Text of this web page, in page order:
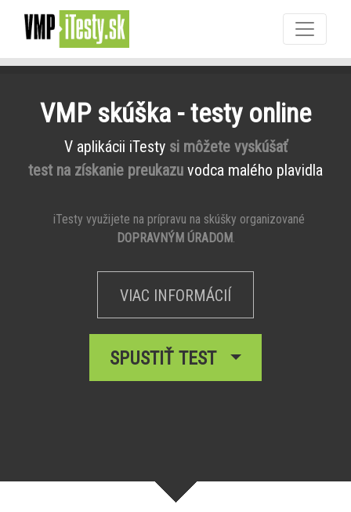
VMP skúška - testy online
V aplikácii iTesty si môžete vyskúšať
test na získanie preukazu vodca malého plavidla
iTesty využijete na prípravu na skúšky organizované
DOPRAVNÝM ÚRADOM.
VIAC INFORMÁCIÍ
SPUSTIŤ TEST